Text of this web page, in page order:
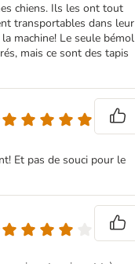
chiens. Ils les ont tout
transportables dans leur
machine! Le seule bémol
mais ce sont des tapis
Et pas de souci pour le